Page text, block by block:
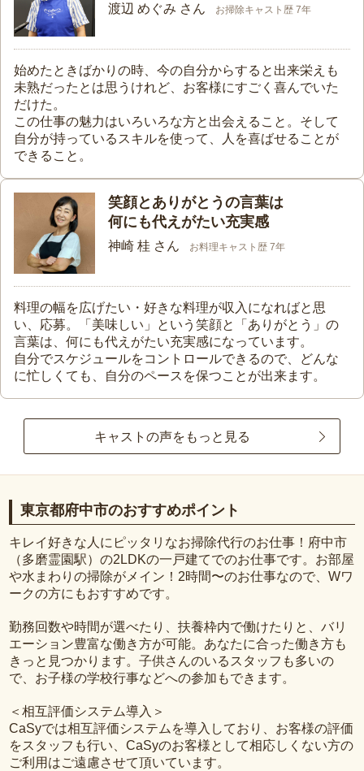
渡辺 めぐみ さん お掃除キャスト歴 7年
始めたときばかりの時、今の自分からすると出来栄えも
未熟だったとは思うけれど、お客様にすごく喜んでいた
だけた。
この仕事の魅力はいろいろな方と出会えること。そして
自分が持っているスキルを使って、人を喜ばせることが
できること。
笑顔とありがとうの言葉は
何にも代えがたい充実感
神崎 桂 さん お料理キャスト歴 7年
料理の幅を広げたい・好きな料理が収入になればと思
い、応募。「美味しい」という笑顔と「ありがとう」の
言葉は、何にも代えがたい充実感になっています。
自分でスケジュールをコントロールできるので、どんな
に忙しくても、自分のペースを保つことが出来ます。
キャストの声をもっと見る
東京都府中市のおすすめポイント
キレイ好きな人にピッタリなお掃除代行のお仕事！府中市
（多磨霊園駅）の2LDKの一戸建てでのお仕事です。お部屋
や水まわりの掃除がメイン！2時間〜のお仕事なので、Wワ
ークの方にもおすすめです。
勤務回数や時間が選べたり、扶養枠内で働けたりと、バリ
エーション豊富な働き方が可能。あなたに合った働き方も
きっと見つかります。子供さんのいるスタッフも多いの
で、お子様の学校行事などへの参加もできます。
＜相互評価システム導入＞
CaSyでは相互評価システムを導入しており、お客様の評価
をスタッフも行い、CaSyのお客様として相応しくない方の
ご利用はご遠慮させて頂いています。